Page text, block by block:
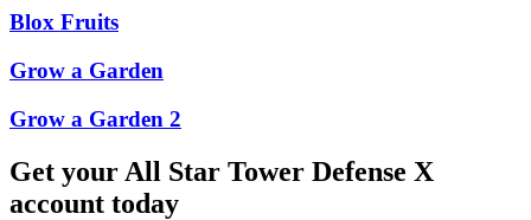
Blox Fruits
Grow a Garden
Grow a Garden 2
Get your All Star Tower Defense X
account today